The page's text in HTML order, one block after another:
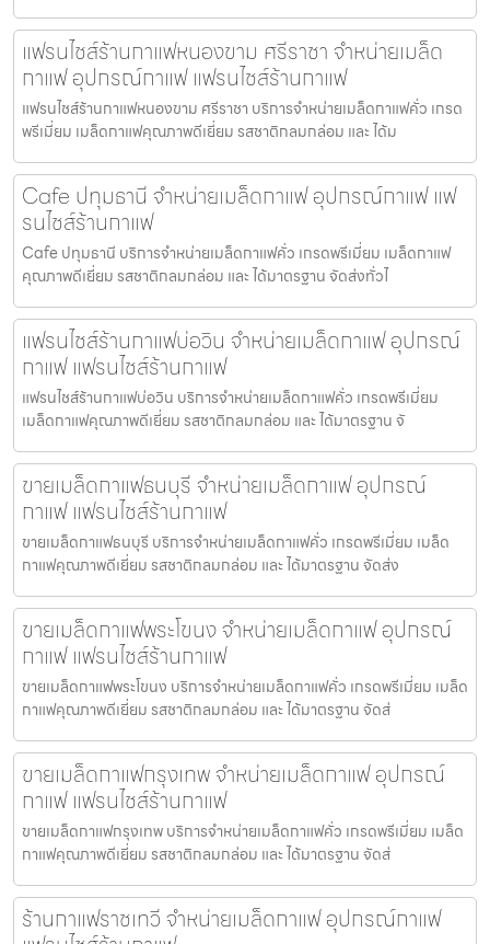
แฟรนไชส์ร้านกาแฟหนองขาม ศรีราชา จำหน่ายเมล็ด
กาแฟ อุปกรณ์กาแฟ แฟรนไชส์ร้านกาแฟ
แฟรนไชส์ร้านกาแฟหนองขาม ศรีราชา บริการจำหน่ายเมล็ดกาแฟคั่ว เกรด
พรีเมี่ยม เมล็ดกาแฟคุณภาพดีเยี่ยม รสชาติกลมกล่อม และ ได้ม
Cafe ปทุมธานี จำหน่ายเมล็ดกาแฟ อุปกรณ์กาแฟ แฟ
รนไชส์ร้านกาแฟ
Cafe ปทุมธานี บริการจำหน่ายเมล็ดกาแฟคั่ว เกรดพรีเมี่ยม เมล็ดกาแฟ
คุณภาพดีเยี่ยม รสชาติกลมกล่อม และ ได้มาตรฐาน จัดส่งทั่วไ
แฟรนไชส์ร้านกาแฟบ่อวิน จำหน่ายเมล็ดกาแฟ อุปกรณ์
กาแฟ แฟรนไชส์ร้านกาแฟ
แฟรนไชส์ร้านกาแฟบ่อวิน บริการจำหน่ายเมล็ดกาแฟคั่ว เกรดพรีเมี่ยม
เมล็ดกาแฟคุณภาพดีเยี่ยม รสชาติกลมกล่อม และ ได้มาตรฐาน จั
ขายเมล็ดกาแฟธนบุรี จำหน่ายเมล็ดกาแฟ อุปกรณ์
กาแฟ แฟรนไชส์ร้านกาแฟ
ขายเมล็ดกาแฟธนบุรี บริการจำหน่ายเมล็ดกาแฟคั่ว เกรดพรีเมี่ยม เมล็ด
กาแฟคุณภาพดีเยี่ยม รสชาติกลมกล่อม และ ได้มาตรฐาน จัดส่ง
ขายเมล็ดกาแฟพระโขนง จำหน่ายเมล็ดกาแฟ อุปกรณ์
กาแฟ แฟรนไชส์ร้านกาแฟ
ขายเมล็ดกาแฟพระโขนง บริการจำหน่ายเมล็ดกาแฟคั่ว เกรดพรีเมี่ยม เมล็ด
กาแฟคุณภาพดีเยี่ยม รสชาติกลมกล่อม และ ได้มาตรฐาน จัดส่
ขายเมล็ดกาแฟกรุงเทพ จำหน่ายเมล็ดกาแฟ อุปกรณ์
กาแฟ แฟรนไชส์ร้านกาแฟ
ขายเมล็ดกาแฟกรุงเทพ บริการจำหน่ายเมล็ดกาแฟคั่ว เกรดพรีเมี่ยม เมล็ด
กาแฟคุณภาพดีเยี่ยม รสชาติกลมกล่อม และ ได้มาตรฐาน จัดส่
ร้านกาแฟราชเทวี จำหน่ายเมล็ดกาแฟ อุปกรณ์กาแฟ